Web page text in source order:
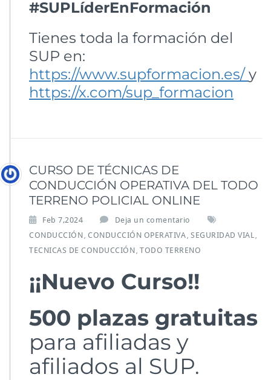
#SUPLíderEnFormación
Tienes toda la formación del
SUP en:
https://www.supformacion.es/y
https://x.com/sup_formacion
CURSO DE TÉCNICAS DE
CONDUCCIÓN OPERATIVA DEL TODO
TERRENO POLICIAL ONLINE
Feb 7,2024
Deja un comentario
CONDUCCIÓN CONDUCCIÓN OPERATIVA SEGURIDAD VIAL
TECNICAS DE CONDUCCIÓN TODO TERRENO
¡¡Nuevo Curso!!
500 plazas gratuitas
para afiliadas y
afiliados al SUP.